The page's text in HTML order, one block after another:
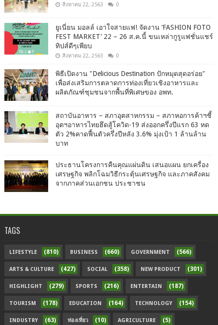
สิงหาคม 22, 2563 0
ยูเนี่ยน มอลล์ เอาใจสายแฟ! จัดงาน ‘FASHION FOTO
FEST MARKET’ 22 – 26 ส.ค.นี้ ขนเหล่ากูรูแฟชั่นแชร์
ทิปส์ดีๆเพียบ
สิงหาคม 22, 2563 0
พิธีเปิดงาน "Delicious Destination ปักหมุดสุดอร่อย"
เพื่อส่งเสริมการตลาดการท่องเที่ยวเชิงอาหารและ
ผลิตภัณฑ์ชุมชนจากพื้นที่พิเศษของ อพท.
สถาบันอาหาร – สภาอุตสาหกรรม – สภาหอการค้าฯชี้
อุตฯอาหารไทยฮึดสู้โควิด-19 ส่งออกครึ่งปีแรก 63 หด
ตัว 2%คาดฟื้นตัวครึ่งปีหลัง 3.6% มุ่งเป้า 1 ล้านล้าน
บาท
ประธานโครงการคืนคุณแผ่นดิน เสนอแผน ยกเครื่อง
เศรษฐกิจ พลิกโฉมวิธีกระตุ้นเศรษฐกิจ และภาคสังคม
จากภาคส่วนเอกชน ประชาชน
TAGS
LIFESTYLE (810) BUSINESS (660) GOVERNMENT (566)
ARTS & CULTURE (427) SOCIAL (358) NEW PRODUCT (301)
HIGHLIGHT (279) SPORTS (216) ENTERTAIN (187)
TOURISM (178) EDUCATION (164) TECHNOLOGY (154)
INDUSTRY (63) ท่องเที่ยว (10) AGRICULTURE (5)